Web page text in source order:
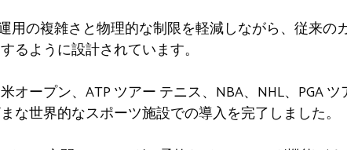
の複雑さと物理的な制限を軽減しながら、従来の
るように設計されています。
ープン、ATP ツアー テニス、NBA、NHL、PGA ツ
世界的なスポーツ施設での導入を完了しました。